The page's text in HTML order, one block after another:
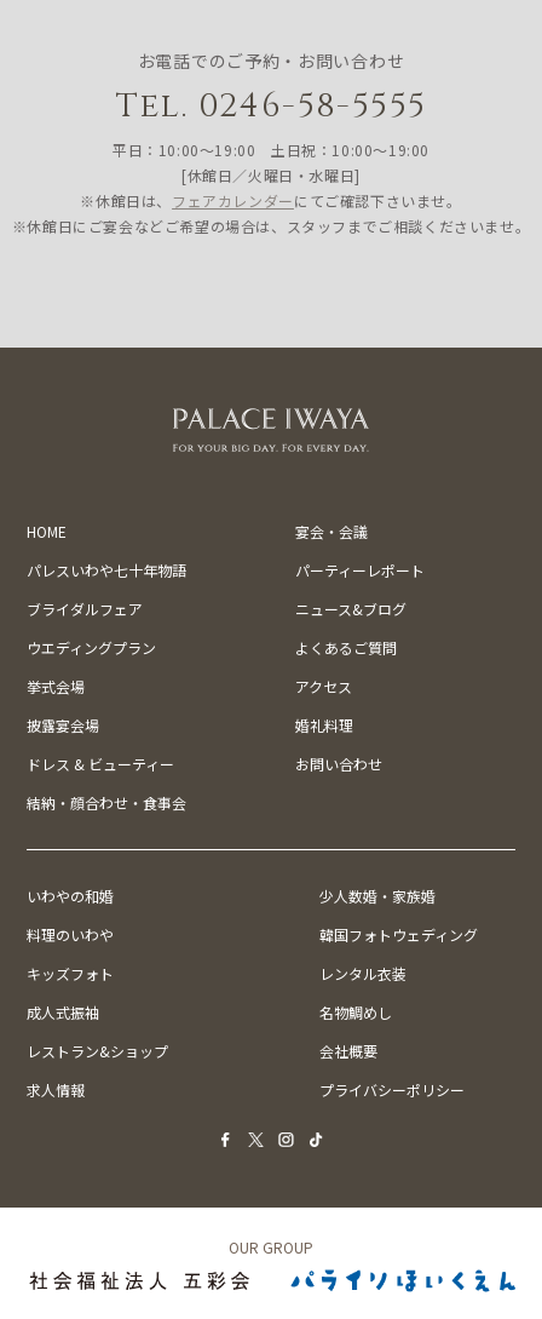
お電話でのご予約・お問い合わせ
Tel. 0246-58-5555
平日：10:00〜19:00 土日祝：10:00〜19:00
[休館日／火曜日・水曜日]
※休館日は、 フェアカレンダーにてご確認下さいませ。
※休館日にご宴会などご希望の場合は、スタッフまでご相談くださいませ。
HOME
宴会・会議
パレスいわや七十年物語
パーティーレポート
ブライダルフェア
ニュース&ブログ
ウエディングプラン
よくあるご質問
挙式会場
アクセス
披露宴会場
婚礼料理
ドレス & ビューティー
お問い合わせ
結納・顔合わせ・食事会
いわやの和婚
少人数婚・家族婚
料理のいわや
韓国フォトウェディング
キッズフォト
レンタル衣装
成人式振袖
名物鯛めし
レストラン&ショップ
会社概要
求人情報
プライバシーポリシー
OUR GROUP